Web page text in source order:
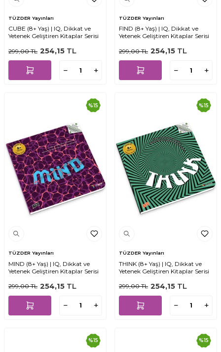
TÜZDER Yayınları
CUBE (8+ Yaş) | IQ, Dikkat ve
Yetenek Geliştiren Kitaplar Serisi
299,00TL 254,15 TL
TÜZDER Yayınları
FIND (8+ Yaş) | IQ, Dikkat ve
Yetenek Geliştiren Kitaplar Serisi
299,00TL 254,15 TL
%15
TÜZDER Yayınları
MIND (8+ Yaş) | IQ, Dikkat ve
Yetenek Geliştiren Kitaplar Serisi
299,00TL 254,15 TL
%15
TÜZDER Yayınları
THINK (8+ Yaş) | IQ, Dikkat ve
Yetenek Geliştiren Kitaplar Serisi
299,00TL 254,15 TL
%15 %15